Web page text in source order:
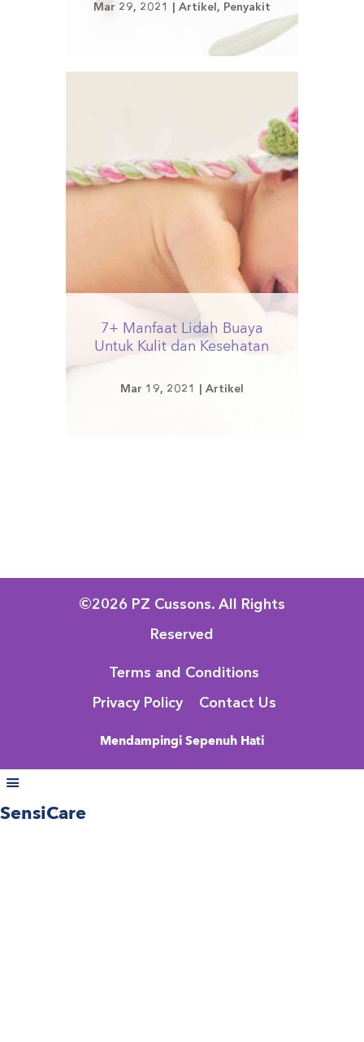
Mar 29, 2021 Artikel , Penyakit
7+ Manfaat Lidah Buaya
Untuk Kulit dan Kesehatan
Mar 19, 2021 Artikel
©2026 PZ Cussons. All Rights
Reserved
Terms and Conditions
Privacy Policy Contact Us
Mendampingi Sepenuh Hati
SensiCare